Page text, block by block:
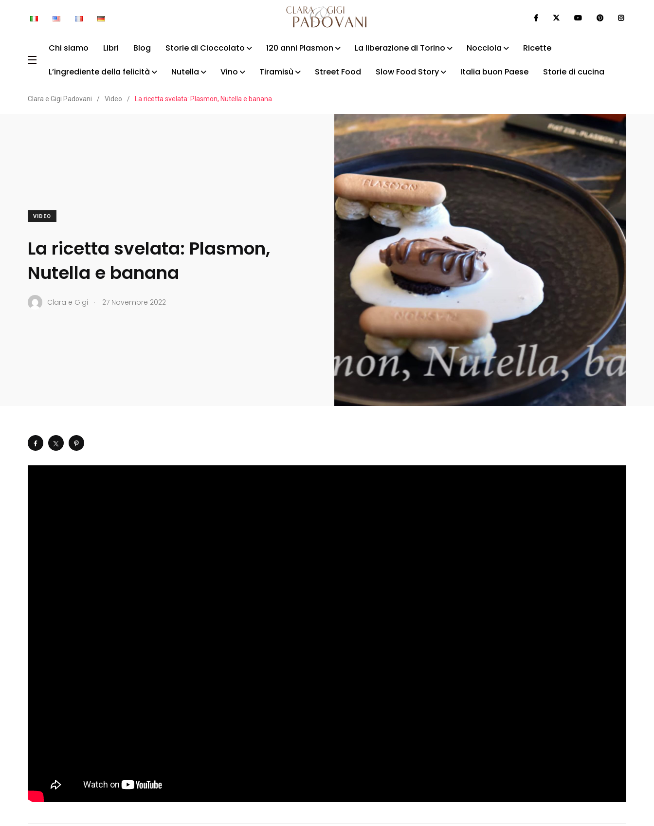
Chi siamo Libri Blog Storie di Cioccolato 120 anni Plasmon La liberazione di Torino Nocciola Ricette
L’ingrediente della felicità Nutella Vino Tiramisù Street Food Slow Food Story Italia buon Paese Storie di cucina
Clara e Gigi Padovani / Video / La ricetta svelata: Plasmon, Nutella e banana
VIDEO
La ricetta svelata: Plasmon,
Nutella e banana
Clara e Gigi . 27 Novembre 2022